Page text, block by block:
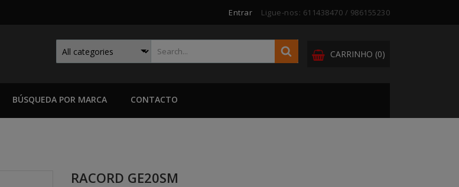
Entrar Ligue-nos: 611438470 / 986155230
CARRINHO (0)
BÚSQUEDA POR MARCA CONTACTO
RACORD GE20SM